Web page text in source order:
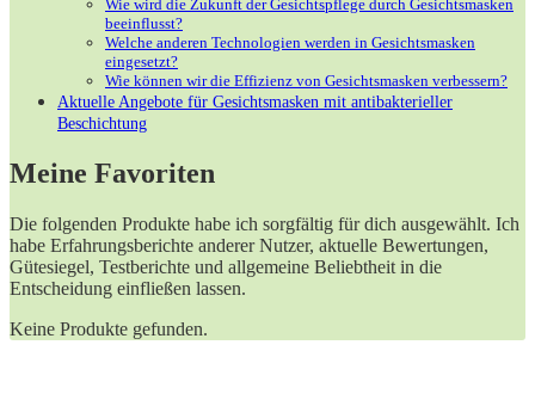
Wie wird die Zukunft der Gesichtspflege durch Gesichtsmasken
beeinflusst?
Welche anderen Technologien werden in Gesichtsmasken
eingesetzt?
Wie können wir die Effizienz von Gesichtsmasken verbessern?
Aktuelle Angebote für Gesichtsmasken mit antibakterieller
Beschichtung
Meine Favoriten
Die folgenden Produkte habe ich sorgfältig für dich ausgewählt. Ich
habe Erfahrungsberichte anderer Nutzer, aktuelle Bewertungen,
Gütesiegel, Testberichte und allgemeine Beliebtheit in die
Entscheidung einfließen lassen.
Keine Produkte gefunden.